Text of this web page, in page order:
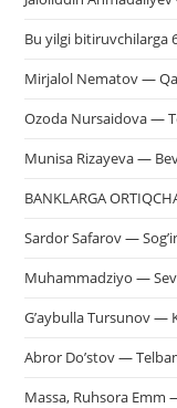
Bu yilgi bitiruvchilarga
Mirjalol Nematov —
Ozoda Nursaidova —
Munisa Rizayeva —
BANKLARGA
Sardor Safarov —
Muhammadziyo —
G’aybulla Tursunov —
Abror Do’stov —
Massa, Ruhsora Emm